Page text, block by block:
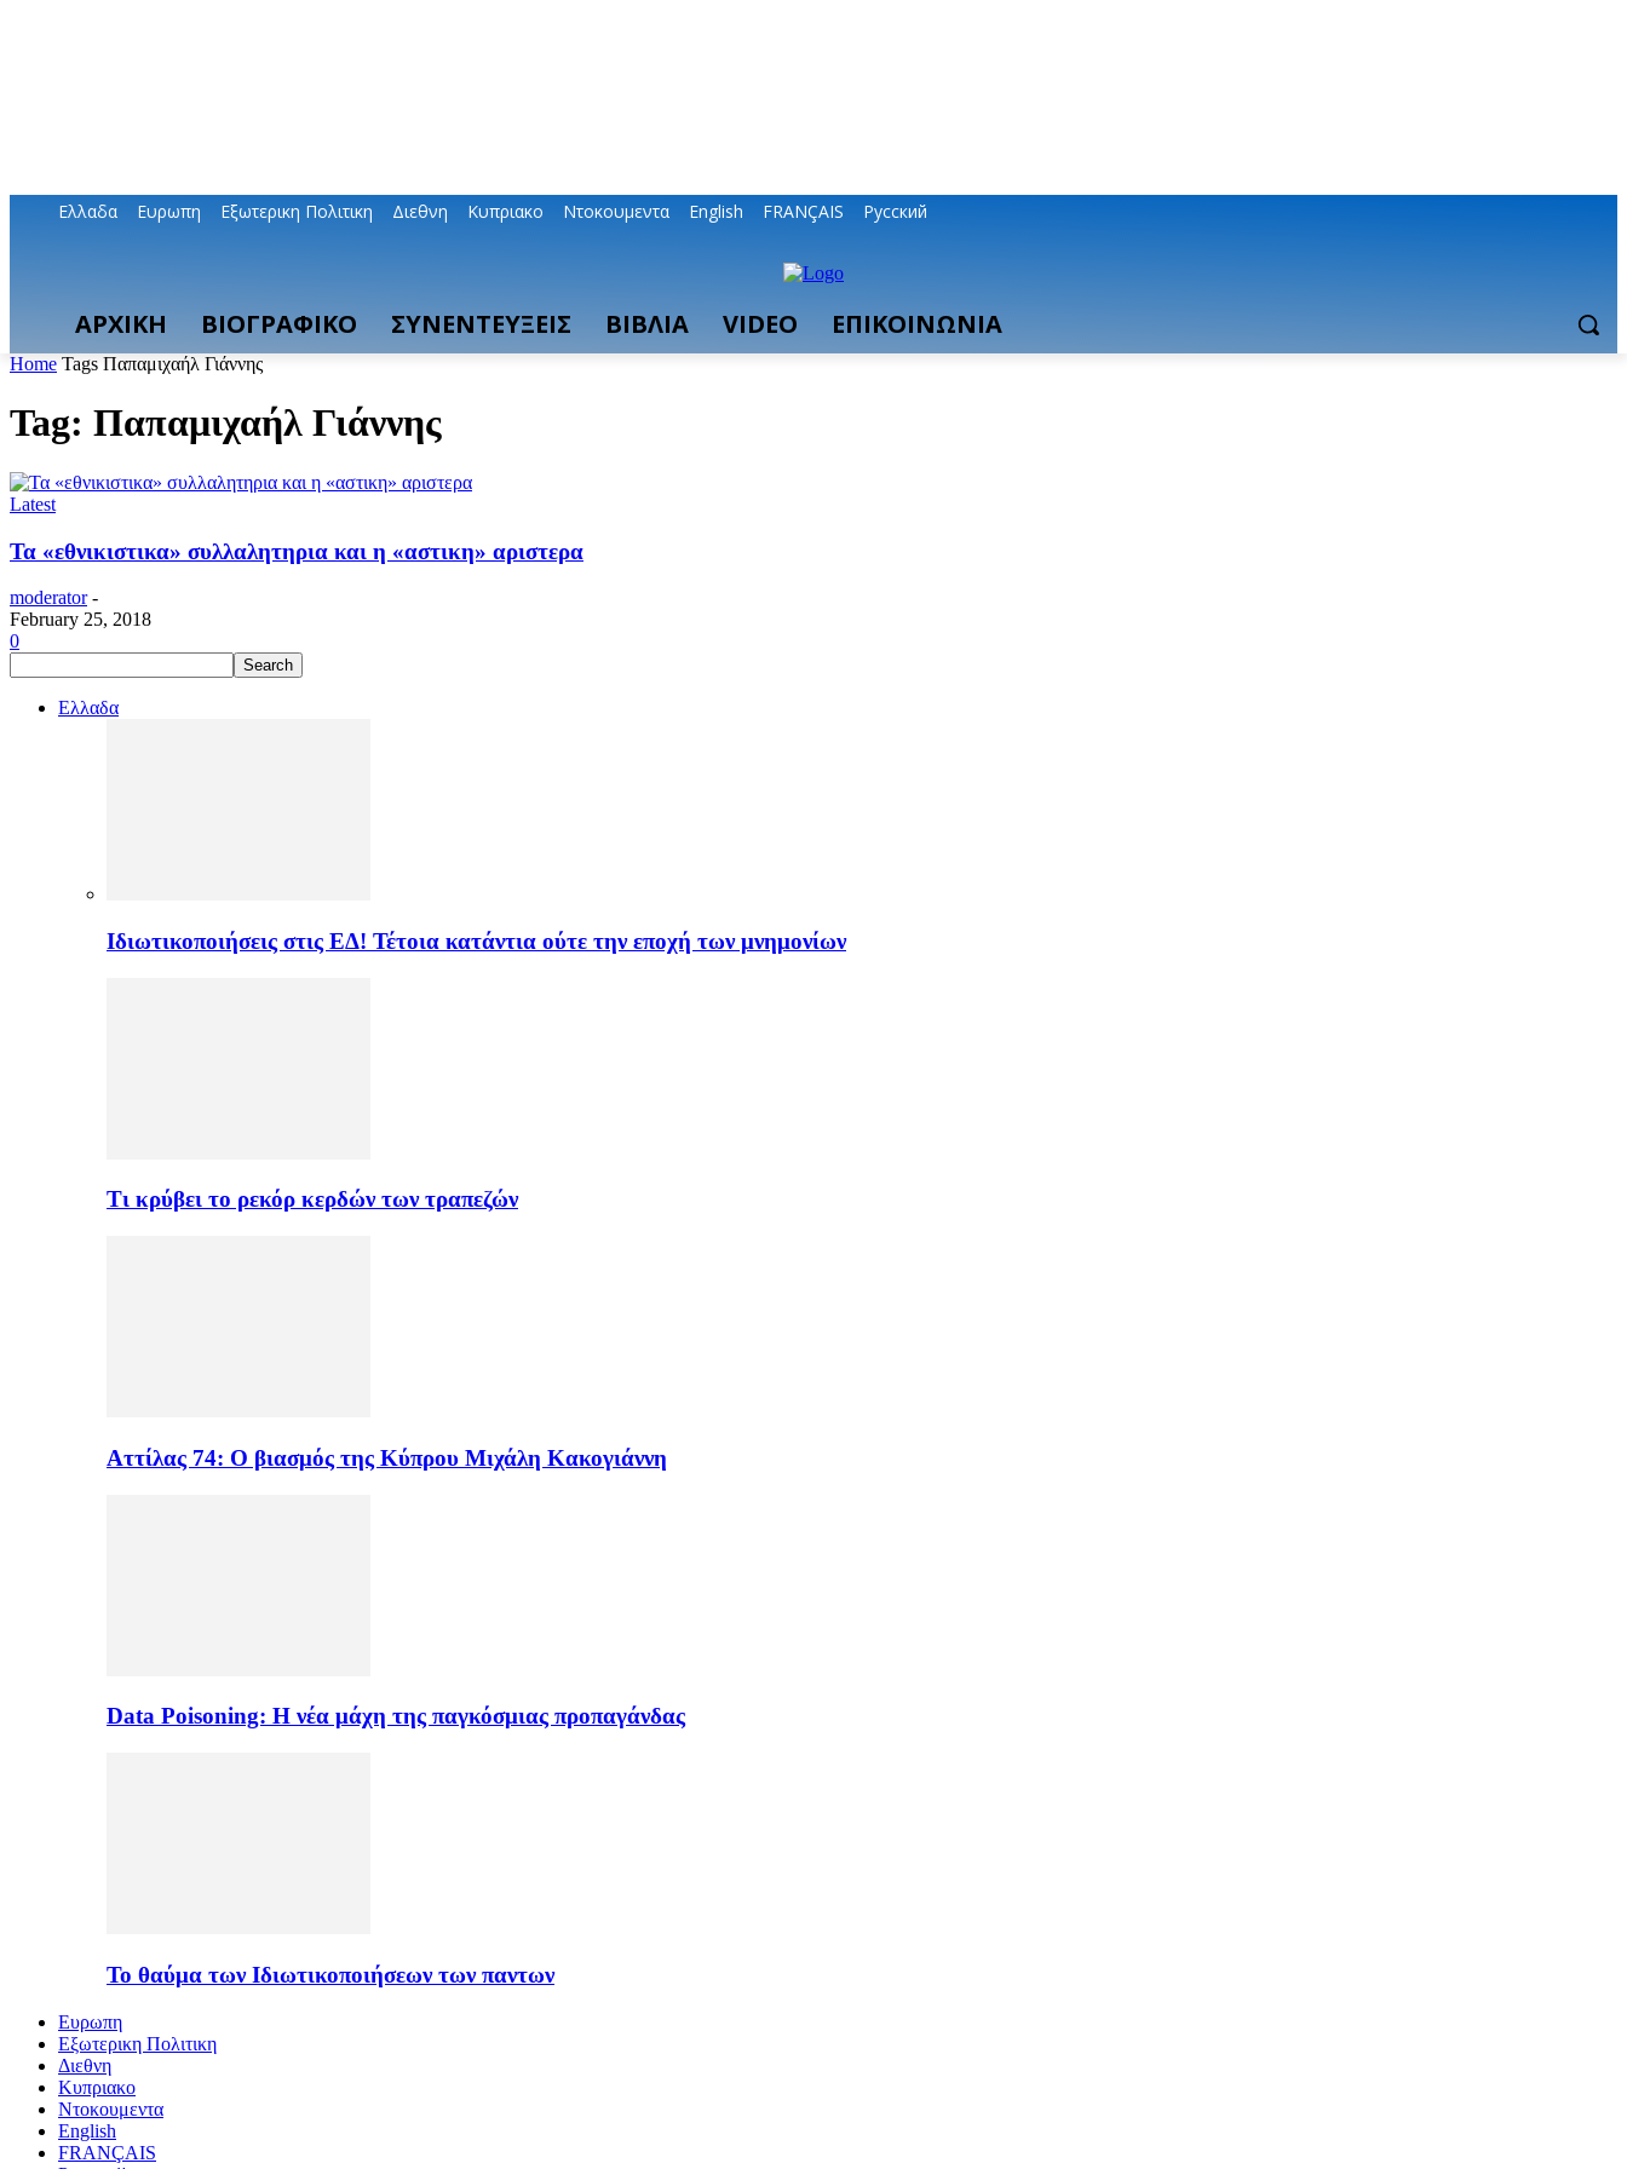
Ελλαδα Ευρωπη Εξωτερικη Πολιτικη Διεθνη Κυπριακο Ντοκουμεντα English FRANÇAIS Русский
ΑΡΧΙΚΗ ΒΙΟΓΡΑΦΙΚΟ ΣΥΝΕΝΤΕΥΞΕΙΣ ΒΙΒΛΙΑ VIDEO ΕΠΙΚΟΙΝΩΝΙΑ
Home Tags Παπαμιχαήλ Γιάννης
Tag: Παπαμιχαήλ Γιάννης
Latest
Τα «εθνικιστικα» συλλαλητηρια και η «αστικη» αριστερα
moderator -
February 25, 2018
0
Ελλαδα
Ιδιωτικοποιήσεις στις ΕΔ! Τέτοια κατάντια ούτε την εποχή των μνημονίων
Τι κρύβει το ρεκόρ κερδών των τραπεζών
Αττίλας 74: Ο βιασμός της Κύπρου Μιχάλη Κακογιάννη
Data Poisoning: Η νέα μάχη της παγκόσμιας προπαγάνδας
Το θαύμα των Ιδιωτικοποιήσεων των παντων
Ευρωπη
Εξωτερικη Πολιτικη
Διεθνη
Κυπριακο
Ντοκουμεντα
English
FRANÇAIS